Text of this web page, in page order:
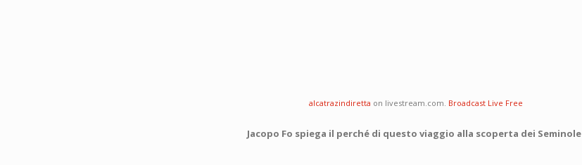
alcatrazindiretta on livestream.com. Broadcast Live Free
Jacopo Fo spiega il perché di questo viaggio alla scoperta dei Seminole